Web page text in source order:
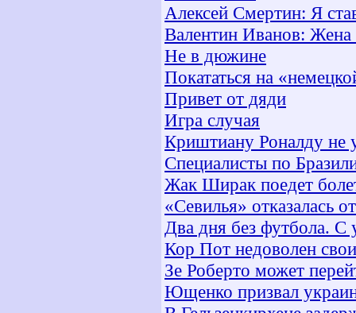
Алексей Смертин: Я
Валентин Иванов: Жена
Не в дюжине
Покататься на
Привет от дяди
Игра случая
Криштиану Роналду не
Специалисты по
Жак Ширак поедет
«Севилья» отказалась
Два дня без футбола. С
Кор Пот недоволен
Зе Роберто может
Ющенко призвал